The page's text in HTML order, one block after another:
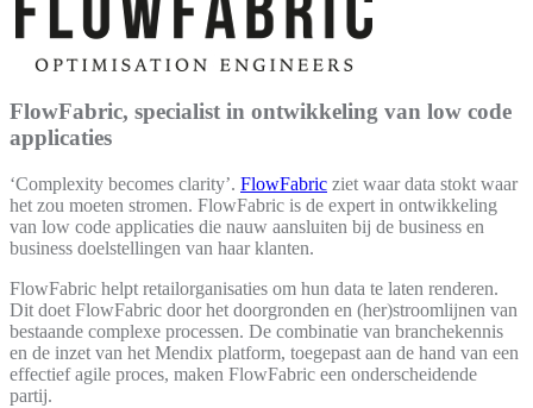
FlowFabric, specialist in ontwikkeling van low code
applicaties
‘Complexity becomes clarity’. FlowFabric ziet waar data stokt waar
het zou moeten stromen. FlowFabric is de expert in ontwikkeling
van low code applicaties die nauw aansluiten bij de business en
business doelstellingen van haar klanten.
FlowFabric helpt retailorganisaties om hun data te laten renderen.
Dit doet FlowFabric door het doorgronden en (her)stroomlijnen van
bestaande complexe processen. De combinatie van branchekennis
en de inzet van het Mendix platform, toegepast aan de hand van een
effectief agile proces, maken FlowFabric een onderscheidende
partij.